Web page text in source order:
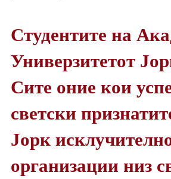
Студентите на
Универзитетот
Сите оние кои
светски
Јорк
организации низ